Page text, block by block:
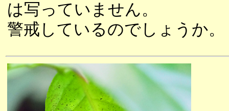
は写っていません。
警戒しているのでしょうか。